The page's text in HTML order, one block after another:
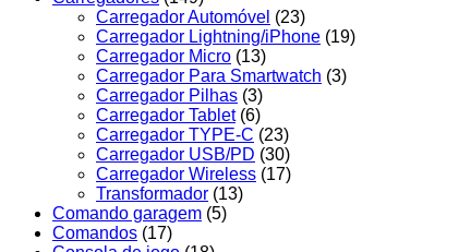
Carregador Automóvel (23)
Carregador Lightning/iPhone (19)
Carregador Micro (13)
Carregador Para Smartwatch (3)
Carregador Pilhas (3)
Carregador Tablet (6)
Carregador TYPE-C (23)
Carregador USB/PD (30)
Carregador Wireless (17)
Transformador (13)
Comando garagem (5)
Comandos (17)